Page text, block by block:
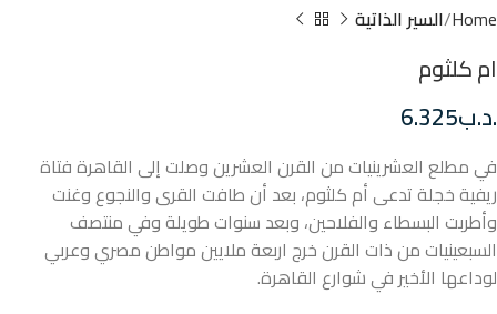
Home السير الذاتية
ام كلثوم
.د.ب6.325
في مطلع العشرينيات من القرن العشرين وصلت إلى القاهرة فتاة
ريفية خجلة تدعى أم كلثوم، بعد أن طافت القرى والنجوع وغنت
وأطربت البسطاء والفلاحين، وبعد سنوات طويلة وفي منتصف
السبعينيات من ذات القرن خرج اربعة ملايين مواطن مصري وعربي
لوداعها الأخير في شوارع القاهرة.